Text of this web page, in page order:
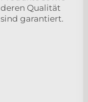
deren Qualität
sind garantiert.